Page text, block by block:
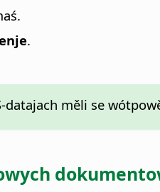
.
datajach měli se